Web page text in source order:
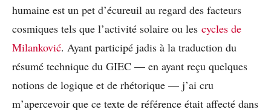
humaine est un pet d’écureuil au regard des facteurs
cosmiques tels que l’activité solaire ou les cycles de
Milanković. Ayant participé jadis à la traduction du
résumé technique du GIEC — en ayant reçu quelques
notions de logique et de rhétorique — j’ai cru
m’apercevoir que ce texte de référence était affecté dans